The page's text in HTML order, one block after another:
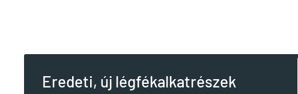
Eredeti, új légfékalkatrészek